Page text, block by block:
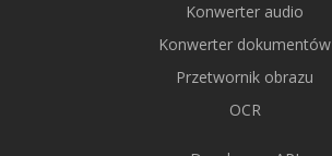
Konwerter audio
Konwerter dokumentów
Przetwornik obrazu
OCR